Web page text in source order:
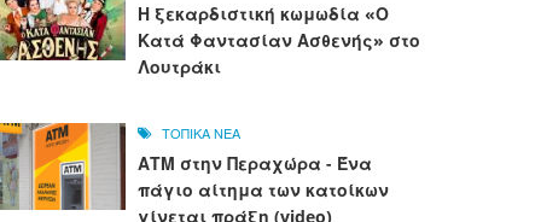
Η ξεκαρδιστική κωμωδία «Ο
Κατά Φαντασίαν Ασθενής» στο
Λουτράκι
ΤΟΠΙΚΑ ΝΕΑ
ΑΤΜ στην Περαχώρα - Ένα
πάγιο αίτημα των κατοίκων
γίνεται πράξη (video)